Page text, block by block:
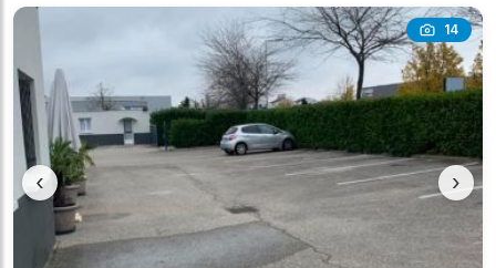
14
‹ ›